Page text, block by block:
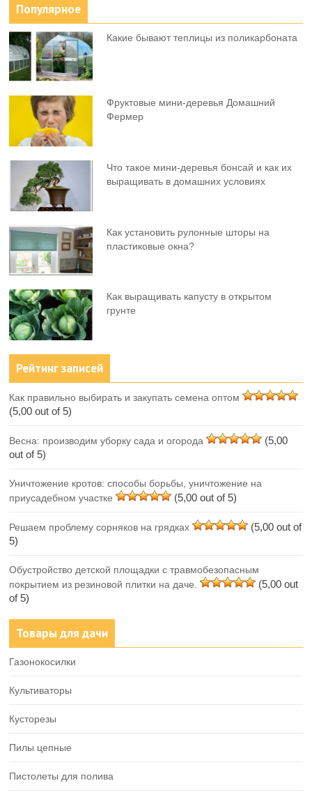
Популярное
Какие бывают теплицы из поликарбоната
Фруктовыe мини-деревья Домашний
Фермер
Что такое мини-деревья бонсай и как их
выращивать в домашних условиях
Как установить рулонные шторы на
пластиковые окна?
Как выращивать капусту в открытом
грунте
Рейтинг записей
Как правильно выбирать и закупать семена оптом
(5,00 out of 5)
Весна: производим уборку сада и огорода
(5,00
out of 5)
Уничтожение кротов: способы борьбы, уничтожение на
приусадебном участке
(5,00 out of 5)
Решаем проблему сорняков на грядках
(5,00 out of
5)
Обустройство детской площадки с травмобезопасным
покрытием из резиновой плитки на даче.
(5,00 out
of 5)
Товары для дачи
Газонокосилки
Культиваторы
Кусторезы
Пилы цепные
Пистолеты для полива